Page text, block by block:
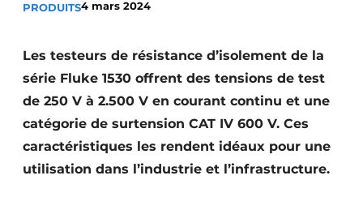
Termes et conditions
Video’s
PRODUITS4 mars 2024
Les testeurs de résistance d’isolement de la
série Fluke 1530 offrent des tensions de test
de 250 V à 2.500 V en courant continu et une
catégorie de surtension CAT IV 600 V. Ces
caractéristiques les rendent idéaux pour une
utilisation dans l’industrie et l’infrastructure.